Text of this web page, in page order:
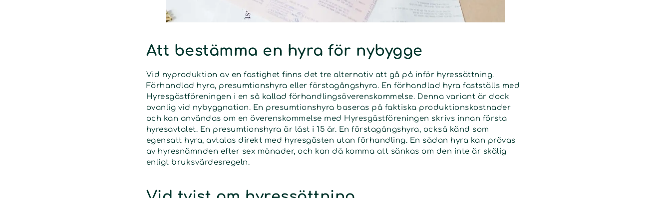
Att bestämma en hyra för nybygge
Vid nyproduktion av en fastighet finns det tre alternativ att gå på inför hyressättning.
Förhandlad hyra, presumtionshyra eller förstagångshyra. En förhandlad hyra fastställs med
Hyresgästföreningen i en så kallad förhandlingsöverenskommelse. Denna variant är dock
ovanlig vid nybyggnation. En presumtionshyra baseras på faktiska produktionskostnader
och kan användas om en överenskommelse med Hyresgästföreningen skrivs innan första
hyresavtalet. En presumtionshyra är låst i 15 år. En förstagångshyra, också känd som
egensatt hyra, avtalas direkt med hyresgästen utan förhandling. En sådan hyra kan prövas
av hyresnämnden efter sex månader, och kan då komma att sänkas om den inte är skälig
enligt bruksvärdesregeln.